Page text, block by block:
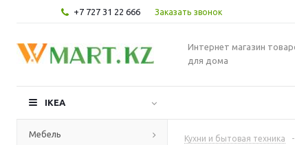
+7 727 31 22 666 Заказать звонок
Интернет магазин
для дома
IKEA
Мебель Кухни и бытовая техника -